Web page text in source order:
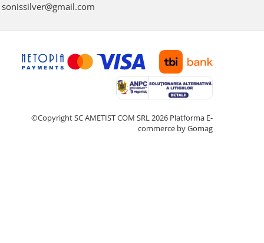
sonissilver@gmail.com
©Copyright SC AMETIST COM SRL 2026 Platforma E-
commerce by Gomag